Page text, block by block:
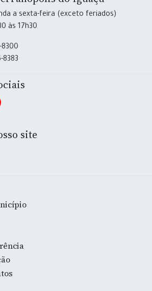
a sexta-feira (exceto feriados)
às 17h30
8383
site